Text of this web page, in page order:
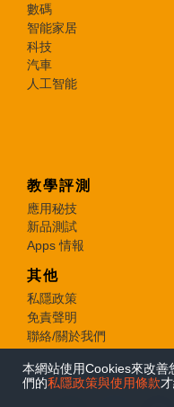
本網站使用Cookies來改
們的私隱政策與使用條款
數碼
智能家居
科技
汽車
人工智能
教學評測
應用秘技
新品測試
Apps 情報
其他
私隱政策
免責聲明
聯絡/關於我們
© 2026 e-zone. All